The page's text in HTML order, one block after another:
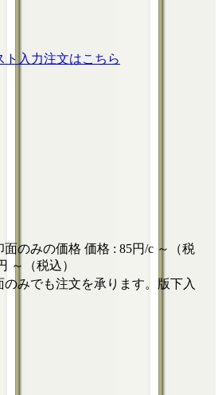
ト入力注文はこちら
価格 : 85円/c ～（税
～（税込）
のみでも注文を承ります。版下入